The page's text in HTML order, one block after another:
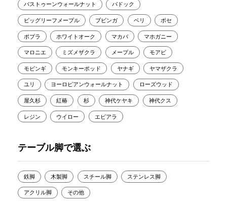
バストゥーンウォールナット パドック
ビッグリーフメープル ブビンガ ベリ ボセ
ポプラ ホワイトオーク マカバ マホガニー
マロニエ ミズメザクラ メープル モアビ
モビンギ モンキーポッド ヤナギ ヤマザクラ
ユリ ヨーロピアンウォールナット ローズウッド
屋久杉 紅椿 杉 神代ケヤキ 神代クス
レジン ウイロー エビアラ
テーブル脚で選ぶ
鉄脚 木製脚 スチール脚 ステンレス脚
アクリル脚 その他